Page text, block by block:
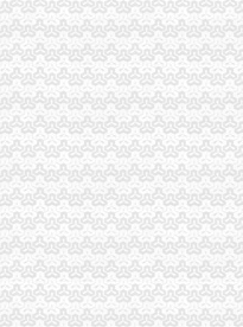
民网·重庆视窗—重庆权
公告_中国招标网_
修订稿）_搜狐财经_搜狐网
流动人口子女积分入学告
常州幼升小_家长帮
换及发行股份购买资产暨关
人旅业（）_公告正文
【2014年-2017年常州家长
产暨关联交易报告书摘要
修订稿）_搜狐财经_搜狐网